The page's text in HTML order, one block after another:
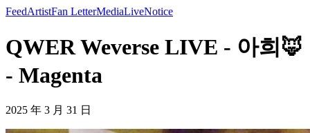
FeedArtistFan LetterMediaLiveNotice
QWER Weverse LIVE - 아희🦊
- Magenta
2025 年 3 月 31 日